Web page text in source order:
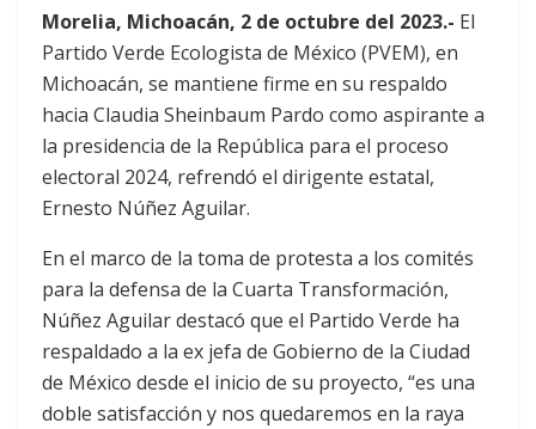
Morelia, Michoacán, 2 de octubre del 2023.- El
Partido Verde Ecologista de México (PVEM), en
Michoacán, se mantiene firme en su respaldo
hacia Claudia Sheinbaum Pardo como aspirante a
la presidencia de la República para el proceso
electoral 2024, refrendó el dirigente estatal,
Ernesto Núñez Aguilar.
En el marco de la toma de protesta a los comités
para la defensa de la Cuarta Transformación,
Núñez Aguilar destacó que el Partido Verde ha
respaldado a la ex jefa de Gobierno de la Ciudad
de México desde el inicio de su proyecto, “es una
doble satisfacción y nos quedaremos en la raya